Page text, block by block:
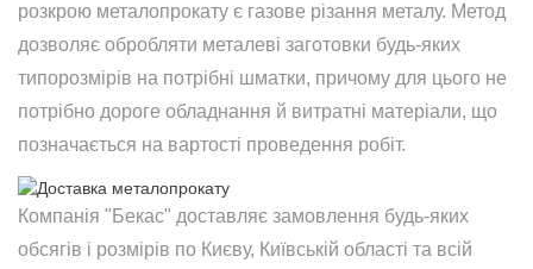
розкрою металопрокату є газове різання металу. Метод
дозволяє обробляти металеві заготовки будь-яких
типорозмірів на потрібні шматки, причому для цього не
потрібно дороге обладнання й витратні матеріали, що
позначається на вартості проведення робіт.
Компанія "Бекас" доставляє замовлення будь-яких
обсягів і розмірів по Києву, Київській області та всій